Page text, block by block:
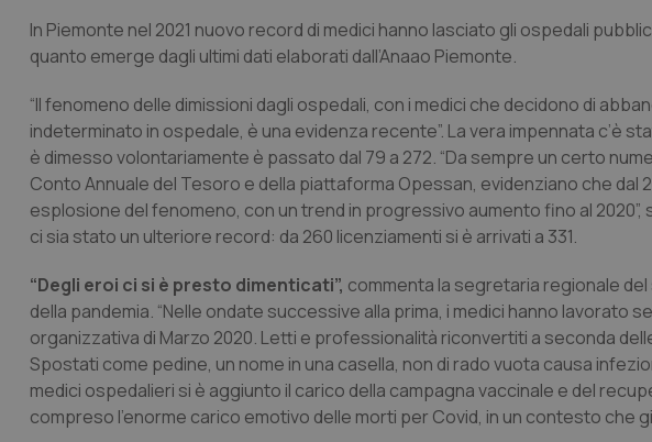
In Piemonte nel 2021 nuovo record di medici hanno lasciato gli ospedali
quanto emerge dagli ultimi dati elaborati dall’Anaao Piemonte.
“Il fenomeno delle dimissioni dagli ospedali, con i medici che decidono di
indeterminato in ospedale, è una evidenza recente”. La vera impennata c’è
è dimesso volontariamente è passato dal 79 a 272. “Da sempre un certo
Conto Annuale del Tesoro e della piattaforma Opessan, evidenziano che dal
esplosione del fenomeno, con un trend in progressivo aumento fino al 2020”,
ci sia stato un ulteriore record: da 260 licenziamenti si è arrivati a 331.
“Degli eroi ci si è presto dimenticati”, commenta la segretaria regionale
della pandemia. “Nelle ondate successive alla prima, i medici hanno
organizzativa di Marzo 2020. Letti e professionalità riconvertiti a seconda
Spostati come pedine, un nome in una casella, non di rado vuota causa
medici ospedalieri si è aggiunto il carico della campagna vaccinale e del
compreso l’enorme carico emotivo delle morti per Covid, in un contesto che